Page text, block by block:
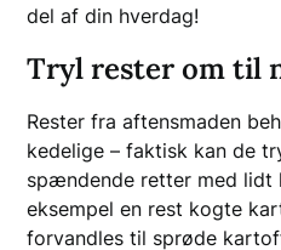
del af din hverdag!
Tryl rester om til
Rester fra aftensmaden
kedelige – faktisk kan de
spændende retter med lidt
eksempel en rest kogte
forvandles til sprøde